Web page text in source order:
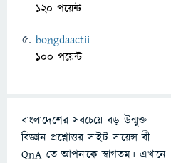
120 পয়েন্ট
bongdaactii
100 পয়েন্ট
বাংলাদেশের সবচেয়ে বড় উন্মুক্ত
বিজ্ঞান প্রশ্নোত্তর সাইট সায়েন্স বী
QnA তে আপনাকে স্বাগতম। এখানে